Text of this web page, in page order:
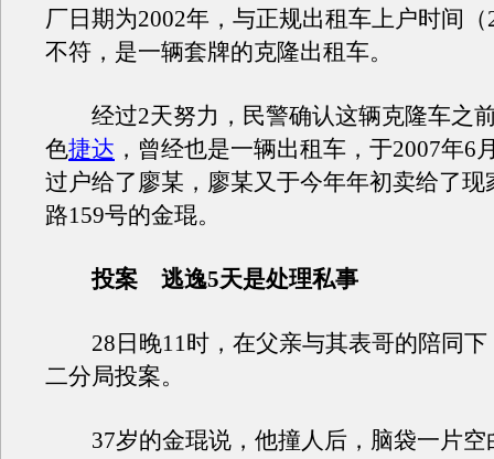
厂日期为2002年，与正规出租车上户时间（
不符，是一辆套牌的克隆出租车。
经过2天努力，民警确认这辆克隆车之
色捷达 ，曾经也是一辆出租车，于2007年6
过户给了廖某，廖某又于今年年初卖给了现
路159号的金琨。
投案 逃逸5天是处理私事
28日晚11时，在父亲与其表哥的陪同下
二分局投案。
37岁的金琨说，他撞人后，脑袋一片空